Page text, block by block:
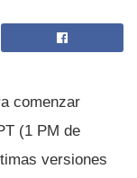
comenzar
(1 PM de
versiones